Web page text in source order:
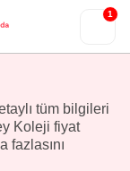
1
tüm bilgileri
Koleji fiyat
fazlasını